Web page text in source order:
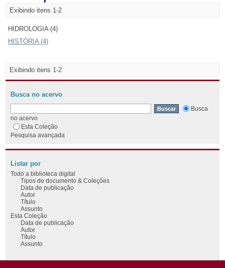
Exibindo itens 1-2
HIDROLOGIA (4)
HISTÓRIA (4)
Exibindo itens 1-2
Busca no acervo
Busca
no acervo
Esta Coleção
Pesquisa avançada
Listar por
Todo a biblioteca digital
Tipos de documento & Coleções
Data de publicação
Autor
Título
Assunto
Esta Coleção
Data de publicação
Autor
Título
Assunto